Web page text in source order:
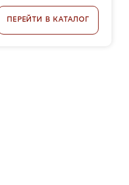
ПЕРЕЙТИ В КАТАЛОГ